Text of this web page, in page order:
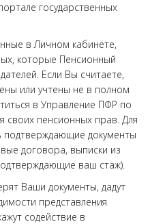
государственных
в Личном кабинете,
которые Пенсионный
Если Вы считаете,
или учтены не в полном
в Управление ПФР по
своих пенсионных прав. Для
подтверждающие документы
договора, выписки из
ваш стаж).
Ваши документы, дадут
представления
содействие в